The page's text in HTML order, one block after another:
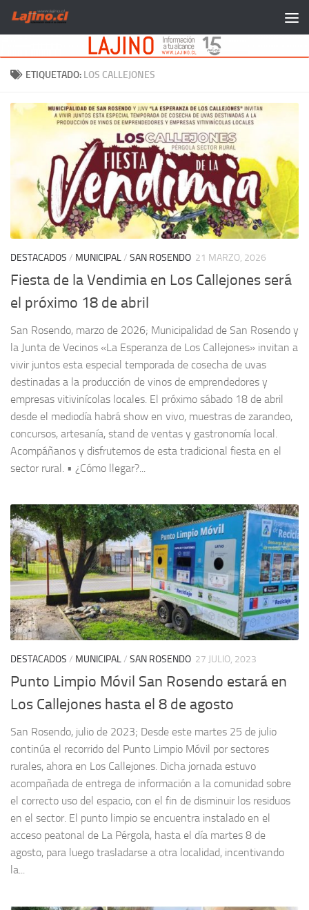
Saltar al contenido
ETIQUETADO: LOS CALLEJONES
DESTACADOS / MUNICIPAL/ SAN ROSENDO 21 MARZO, 2026
Fiesta de la Vendimia en Los Callejones será
el próximo 18 de abril
San Rosendo, marzo de 2026; Municipalidad de San Rosendo y
la Junta de Vecinos «La Esperanza de Los Callejones» invitan a
vivir juntos esta especial temporada de cosecha de uvas
destinadas a la producción de vinos de emprendedores y
empresas vitivinícolas locales. El próximo sábado 18 de abril
desde el mediodía habrá show en vivo, muestras de zarandeo,
concursos, artesanía, stand de ventas y gastronomía local.
Acompáñanos y disfrutemos de esta tradicional fiesta en el
sector rural. • ¿Cómo llegar?...
DESTACADOS / MUNICIPAL/ SAN ROSENDO 27 JULIO, 2023
Punto Limpio Móvil San Rosendo estará en
Los Callejones hasta el 8 de agosto
San Rosendo, julio de 2023; Desde este martes 25 de julio
continúa el recorrido del Punto Limpio Móvil por sectores
rurales, ahora en Los Callejones. Dicha jornada estuvo
acompañada de entrega de información a la comunidad sobre
el correcto uso del espacio, con el fin de disminuir los residuos
en el sector. El punto limpio se encuentra instalado en el
acceso peatonal de La Pérgola, hasta el día martes 8 de
agosto, para luego trasladarse a otra localidad, incentivando
la...